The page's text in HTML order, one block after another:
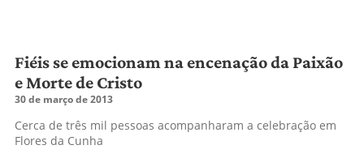
Fiéis se emocionam na encenação da Paixão
e Morte de Cristo
30 de março de 2013
Cerca de três mil pessoas acompanharam a celebração em
Flores da Cunha